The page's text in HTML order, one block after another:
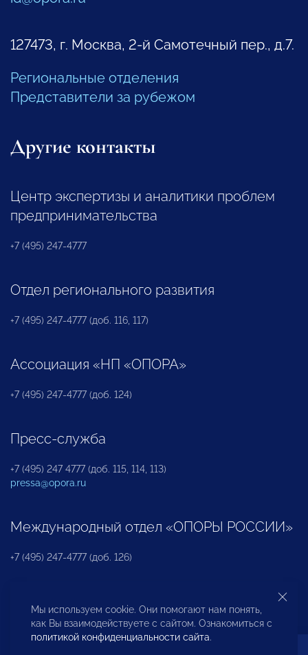
127473, г. Москва, 2-й Самотечный пер., д.7.
Региональные отделения
Представители за рубежом
Другие контакты
Центр экспертизы и аналитики проблем
предпринимательства
+7 (495) 247-4777
Отдел регионального развития
+7 (495) 247-4777 (доб. 116, 117)
Ассоциация «НП «ОПОРА»
+7 (495) 247-4777 (доб. 124)
Пресс-служба
+7 (495) 247 4777 (доб. 115, 114, 113)
pressa@opora.ru
Международный отдел «ОПОРЫ РОССИИ»
+7 (495) 247-4777 (доб. 126)
Бюро по защите прав предпринимателей и
инвесторов
Мы используем cookie. Они помогают нам понять,
как Вы взаимодействуете с сайтом. Ознакомиться с
политикой конфиденциальности сайта.